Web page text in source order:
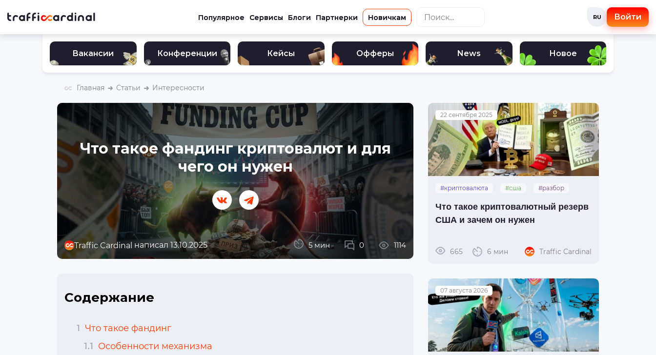
Популярное Сервисы Блоги Партнерки Новичкам RU Войти
Вакансии Конференции Кейсы Офферы News Новое
Главная Статьи Интересности
Что такое фандинг криптовалют и для
чего он нужен
Traffic Cardinal написал 13.10.2025 5 мин 0 1114
Содержание
1 Что такое фандинг
1.1 Особенности механизма
22 сентября 2025
#криптовалюта #сша
#разбор
Что такое криптовалютный резерв
США и зачем он нужен
665 6 мин Traffic Cardinal
07 августа 2026